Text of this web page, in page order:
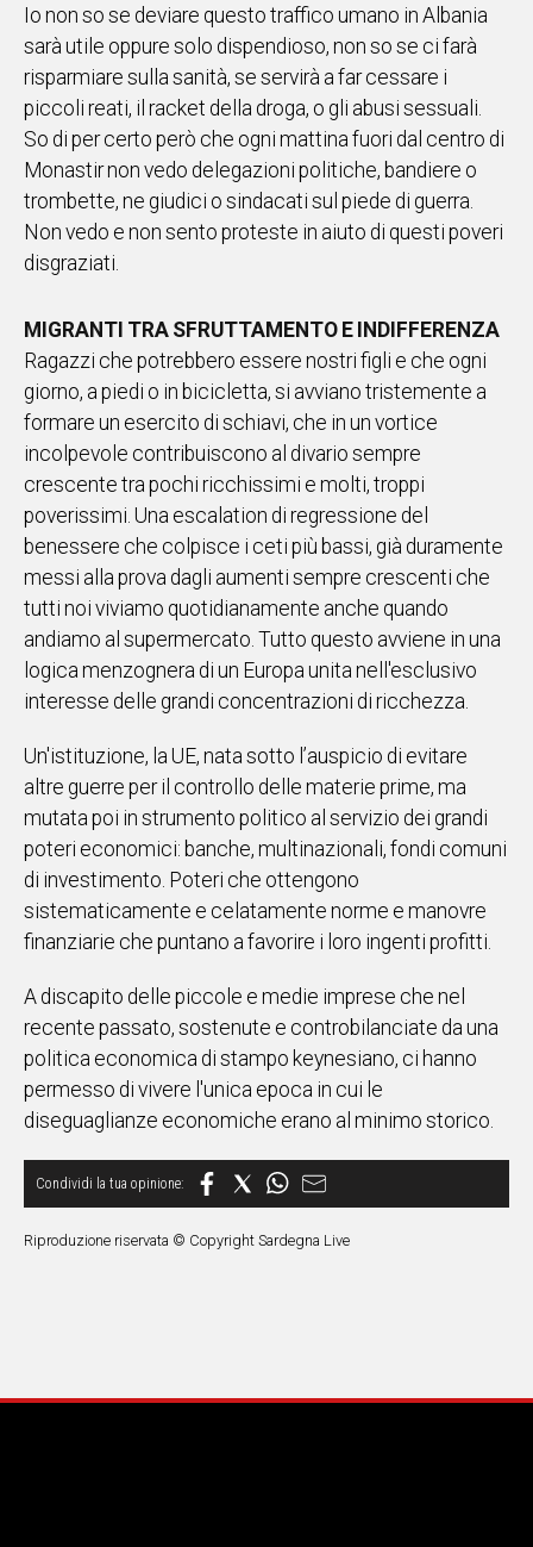
Io non so se deviare questo traffico umano in Albania
sarà utile oppure solo dispendioso, non so se ci farà
risparmiare sulla sanità, se servirà a far cessare i
piccoli reati, il racket della droga, o gli abusi sessuali.
So di per certo però che ogni mattina fuori dal centro di
Monastir non vedo delegazioni politiche, bandiere o
trombette, ne giudici o sindacati sul piede di guerra.
Non vedo e non sento proteste in aiuto di questi poveri
disgraziati.
MIGRANTI TRA SFRUTTAMENTO E INDIFFERENZA
Ragazzi che potrebbero essere nostri figli e che ogni
giorno, a piedi o in bicicletta, si avviano tristemente a
formare un esercito di schiavi, che in un vortice
incolpevole contribuiscono al divario sempre
crescente tra pochi ricchissimi e molti, troppi
poverissimi. Una escalation di regressione del
benessere che colpisce i ceti più bassi, già duramente
messi alla prova dagli aumenti sempre crescenti che
tutti noi viviamo quotidianamente anche quando
andiamo al supermercato. Tutto questo avviene in una
logica menzognera di un Europa unita nell'esclusivo
interesse delle grandi concentrazioni di ricchezza.
Un'istituzione, la UE, nata sotto l’auspicio di evitare
altre guerre per il controllo delle materie prime, ma
mutata poi in strumento politico al servizio dei grandi
poteri economici: banche, multinazionali, fondi comuni
di investimento. Poteri che ottengono
sistematicamente e celatamente norme e manovre
finanziarie che puntano a favorire i loro ingenti profitti.
A discapito delle piccole e medie imprese che nel
recente passato, sostenute e controbilanciate da una
politica economica di stampo keynesiano, ci hanno
permesso di vivere l'unica epoca in cui le
diseguaglianze economiche erano al minimo storico.
Riproduzione riservata © Copyright Sardegna Live